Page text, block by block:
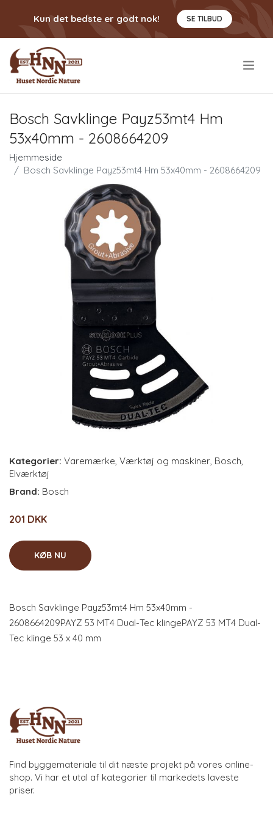
Kun det bedste er godt nok! SE TILBUD
Bosch Savklinge Payz53mt4 Hm
53x40mm - 2608664209
Hjemmeside
Bosch Savklinge Payz53mt4 Hm 53x40mm - 2608664209
Kategorier: Varemærke, Værktøj og maskiner, Bosch,
Elværktøj
Brand: Bosch
201 DKK
KØB NU
Bosch Savklinge Payz53mt4 Hm 53x40mm -
2608664209PAYZ 53 MT4 Dual-Tec klingePAYZ 53 MT4 Dual-
Tec klinge 53 x 40 mm
Find byggemateriale til dit næste projekt på vores online-
shop. Vi har et utal af kategorier til markedets laveste
priser.